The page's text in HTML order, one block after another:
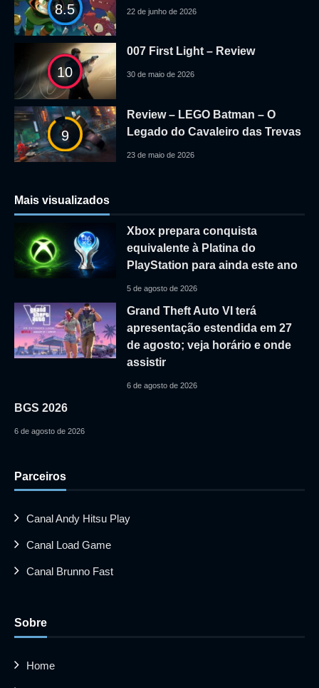
8.5 22 de junho de 2026
10
007 First Light – Review
30 de maio de 2026
9
Review – LEGO Batman – O
Legado do Cavaleiro das Trevas
23 de maio de 2026
Mais visualizados
Xbox prepara conquista
equivalente à Platina do
PlayStation para ainda este ano
5 de agosto de 2026
Grand Theft Auto VI terá
apresentação estendida em 27
de agosto; veja horário e onde
assistir
6 de agosto de 2026
BGS 2026
6 de agosto de 2026
Parceiros
Canal Andy Hitsu Play
Canal Load Game
Canal Brunno Fast
Sobre
Home